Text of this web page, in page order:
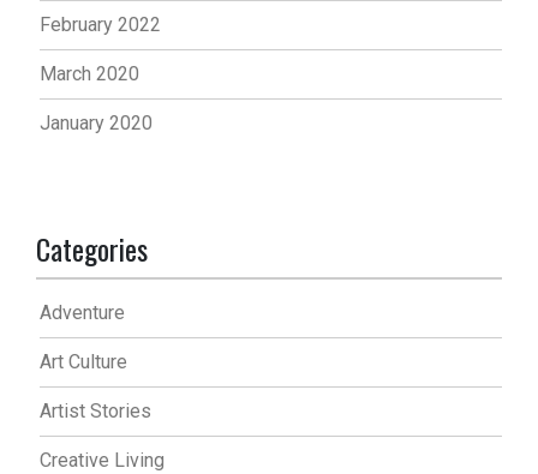
February 2022
March 2020
January 2020
Categories
Adventure
Art Culture
Artist Stories
Creative Living